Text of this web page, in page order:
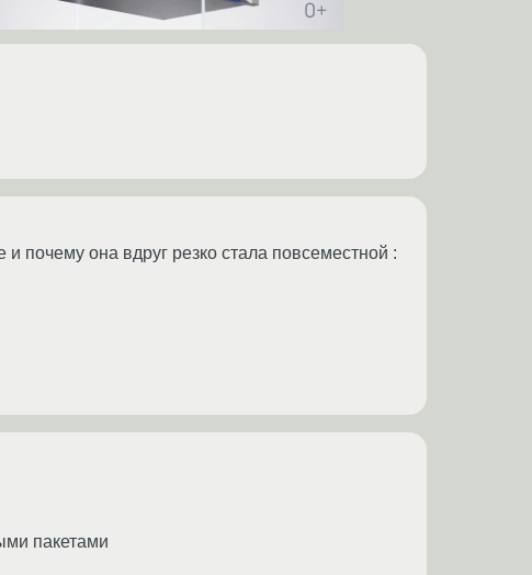
почему она вдруг резко стала повсеместной :
пакетами